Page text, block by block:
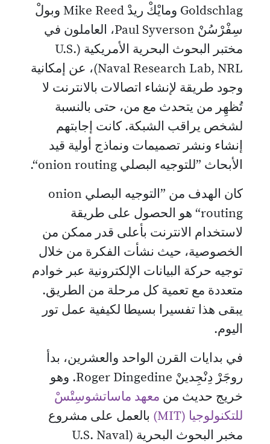
Goldschlag ومايْكْ ريدْ Mike Reed وبولْ
سِفْرْسُنْ Paul Syverson، العاملون في
مختبر البحوث البحرية الأمريكية (U.S.
Naval Research Lab, NRL)، عن إمكانية
وجود طريقة لإنشاء اتصالات بالانترنت لا
تُظهِر من يتحدث مع من، حتى بالنسبة
لشخص يراقب الشبكة. كانت إجابتهم
إنشاء ونشر تصميمات ونماذج أولية قيد
الأبحاث ”للتوجيه البصلي onion routing“.
كان الهدف من ”التوجيه البصلي onion
routing“ هو الحصول على طريقة
لاستخدام الانترنت بأعلى قدر ممكن من
الخصوصية، حيث نشأت الفكرة من خلال
توجيه حركة البيانات الإلكترونية عبر خوادم
متعددة مع تعمية كل مرحلة من الطريق.
يبقى هذا تفسيرا بسيطا لكيفية عمل تور
اليوم.
في بدايات القرن الواحد والعشرين، بدأ
روجَرْ دِنْجِدينْ Roger Dingedine. وهو
خريج حديث منمعهد ماساتشوسِتْسْ
للتكنولوجيا (MIT)
بالعمل على مشروع
مخبر البحوث البحرية (U.S. Naval